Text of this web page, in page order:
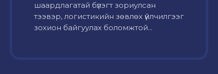
шаардлагатай бүлэгт зориулсан
тээвэр, логистикийн зөвлөх үйлчилгээг
зохион байгуулах боломжтой...